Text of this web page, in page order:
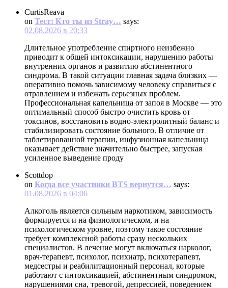
CurtisReava
on Тест: Кто ты из Stray… says:
02.08.2026 в 20:33
Длительное употребление спиртного неизбежно
приводит к общей интоксикации, нарушению работы
внутренних органов и развитию абстинентного
синдрома. В такой ситуации главная задача близких —
оперативно помочь зависимому человеку справиться с
отравлением и избежать серьезных проблем.
Профессиональная капельница от запоя в Москве — это
оптимальный способ быстро очистить кровь от
токсинов, восстановить водно-электролитный баланс и
стабилизировать состояние больного. В отличие от
таблетированной терапии, инфузионная капельница
оказывает действие значительно быстрее, запуская
усиленное выведение проду
Scottdop
on Когда все участники BTS вернутся… says:
01.08.2026 в 04:06
Алкоголь является сильным наркотиком, зависимость
формируется и на физиологическом, и на
психологическом уровне, поэтому такое состояние
требует комплексной работы сразу нескольких
специалистов. В лечение могут включаться нарколог,
врач-терапевт, психолог, психиатр, психотерапевт,
медсестры и реабилитационный персонал, которые
работают с интоксикацией, абстинентным синдромом,
нарушениями сна, тревогой, депрессией, поведением